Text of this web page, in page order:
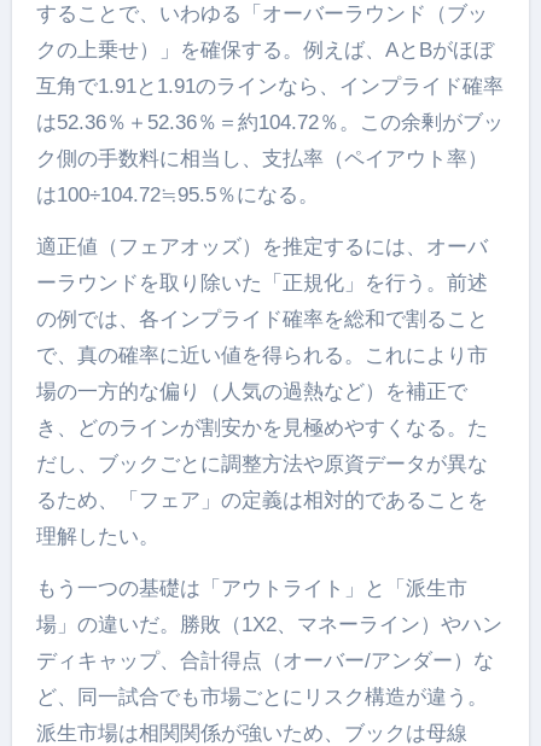
することで、いわゆる「オーバーラウンド（ブッ
クの上乗せ）」を確保する。例えば、AとBがほぼ
互角で1.91と1.91のラインなら、インプライド確率
は52.36％＋52.36％＝約104.72％。この余剰がブッ
ク側の手数料に相当し、支払率（ペイアウト率）
は100÷104.72≒95.5％になる。
適正値（フェアオッズ）を推定するには、オーバ
ーラウンドを取り除いた「正規化」を行う。前述
の例では、各インプライド確率を総和で割ること
で、真の確率に近い値を得られる。これにより市
場の一方的な偏り（人気の過熱など）を補正で
き、どのラインが割安かを見極めやすくなる。た
だし、ブックごとに調整方法や原資データが異な
るため、「フェア」の定義は相対的であることを
理解したい。
もう一つの基礎は「アウトライト」と「派生市
場」の違いだ。勝敗（1X2、マネーライン）やハン
ディキャップ、合計得点（オーバー/アンダー）な
ど、同一試合でも市場ごとにリスク構造が違う。
派生市場は相関関係が強いため、ブックは母線